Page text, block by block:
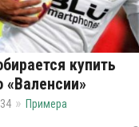
купить
Примера